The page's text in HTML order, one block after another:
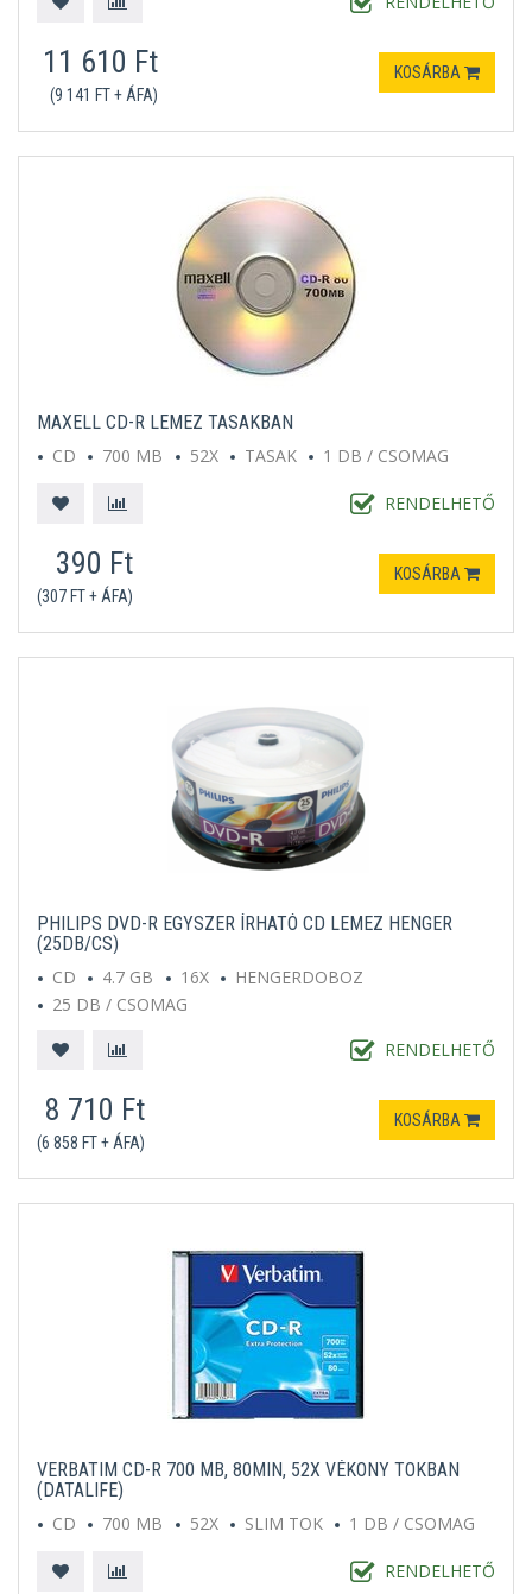
11 610 Ft
(9 141 FT + ÁFA)
KOSÁRBA
MAXELL CD-R LEMEZ TASAKBAN
CD
700 MB 52X TASAK 1 DB / CSOMAG
RENDELHETŐ
390 Ft
(307 FT + ÁFA)
KOSÁRBA
PHILIPS DVD-R EGYSZER ÍRHATÓ CD LEMEZ HENGER
(25DB/CS)
CD
4.7 GB 16X
HENGERDOBOZ
25 DB / CSOMAG
RENDELHETŐ
8 710 Ft
(6 858 FT + ÁFA)
KOSÁRBA
VERBATIM CD-R 700 MB, 80MIN, 52X VÉKONY TOKBAN
(DATALIFE)
CD
700 MB 52X SLIM TOK 1 DB / CSOMAG
RENDELHETŐ